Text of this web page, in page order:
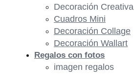
Decoración Creativa
Cuadros Mini
Decoración Collage
Decoración Wallart
Regalos con fotos
imagen regalos